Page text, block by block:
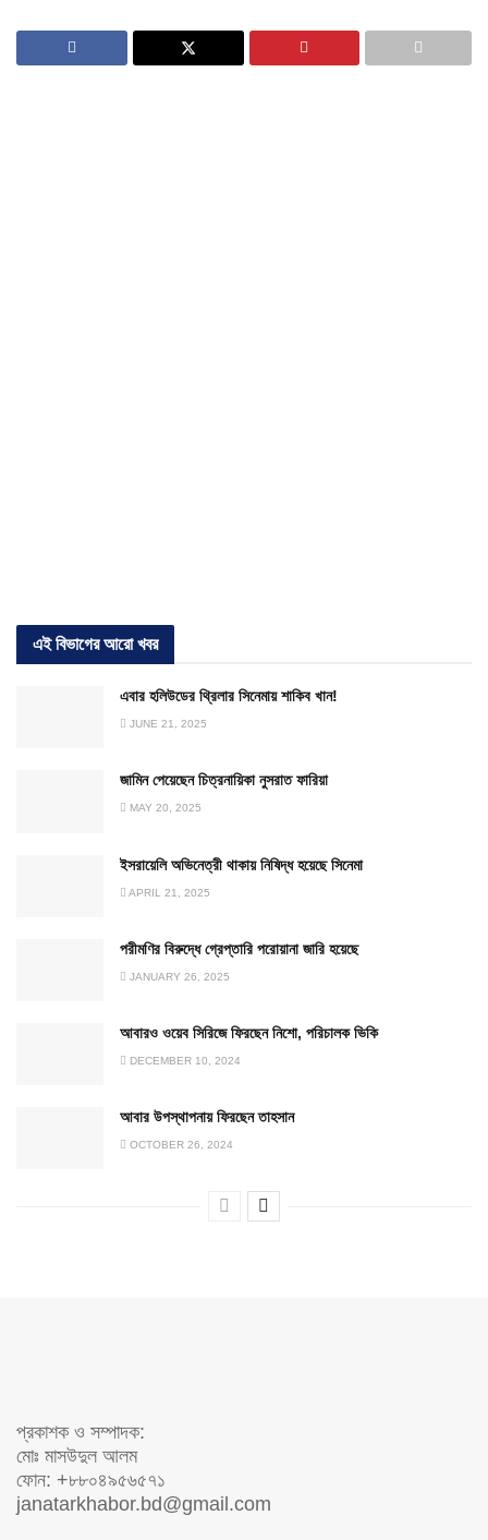
এই বিভাগের আরো খবর
এবার হলিউডের থ্রিলার সিনেমায় শাকিব খান!
JUNE 21, 2025
জামিন পেয়েছেন চিত্রনায়িকা নুসরাত ফারিয়া
MAY 20, 2025
ইসরায়েলি অভিনেত্রী থাকায় নিষিদ্ধ হয়েছে সিনেমা
APRIL 21, 2025
পরীমণির বিরুদ্ধে গ্রেপ্তারি পরোয়ানা জারি হয়েছে
JANUARY 26, 2025
আবারও ওয়েব সিরিজে ফিরছেন নিশো, পরিচালক ভিকি
DECEMBER 10, 2024
আবার উপস্থাপনায় ফিরছেন তাহসান
OCTOBER 26, 2024
প্রকাশক ও সম্পাদক:
মোঃ মাসউদুল আলম
ফোন: +৮৮০৪৯৫৬৫৭১
janatarkhabor.bd@gmail.com